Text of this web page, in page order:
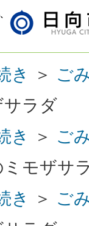
き ＞ ご
サラダ
き ＞ ご
モザサ
き ＞ ご